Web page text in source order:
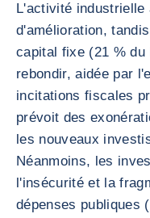
L'activité industrielle
d'amélioration,
capital fixe (21 % du
rebondir, aidée par
incitations fiscales
prévoit des
les nouveaux
Néanmoins, les
l'insécurité et la
dépenses publiques